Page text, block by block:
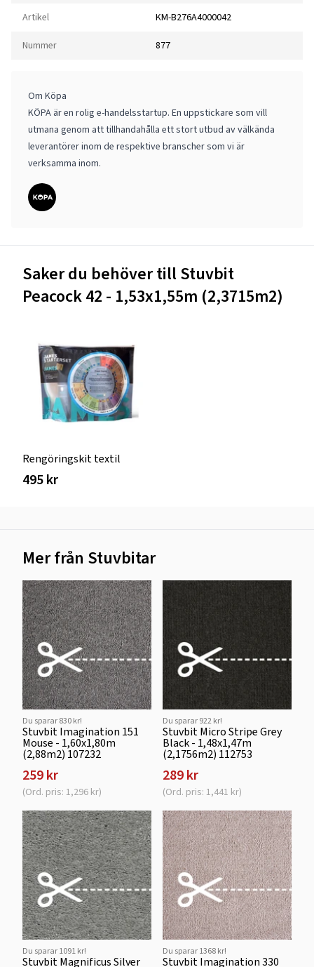
Artikel KM-B276A4000042
Nummer 877
Om Köpa
KÖPA är en rolig e-handelsstartup. En uppstickare som vill
utmana genom att tillhandahålla ett stort utbud av välkända
leverantörer inom de respektive branscher som vi är
verksamma inom.
Saker du behöver till Stuvbit
Peacock 42 - 1,53x1,55m (2,3715m2)
Rengöringskit textil
495 kr
Mer från Stuvbitar
Du sparar 830 kr!
Stuvbit Imagination 151
Mouse - 1,60x1,80m
(2,88m2) 107232
259 kr
(Ord. pris: 1,296 kr)
Du sparar 922 kr!
Stuvbit Micro Stripe Grey
Black - 1,48x1,47m
(2,1756m2) 112753
289 kr
(Ord. pris: 1,441 kr)
Du sparar 1091 kr!
Stuvbit Magnificus Silver
Du sparar 1368 kr!
Stuvbit Imagination 330